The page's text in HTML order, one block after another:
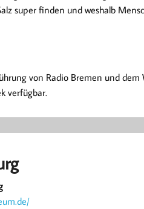
super finden und weshalb
von Radio Bremen und dem
verfügbar.